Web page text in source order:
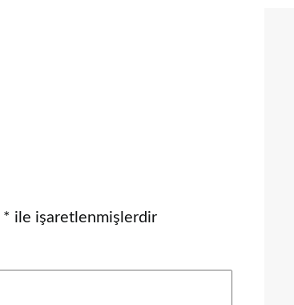
* ile işaretlenmişlerdir